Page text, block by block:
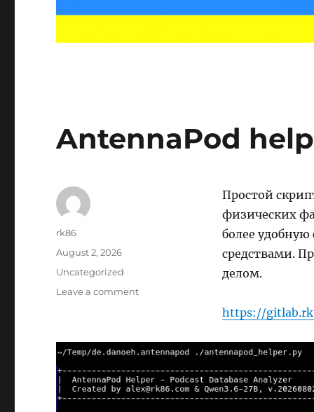
AntennaPod
Простой
физических
более
средствами.
делом.
https://
Author
rk86
Posted
August 2, 2026
Categories
Uncategorized
Leave a commenton